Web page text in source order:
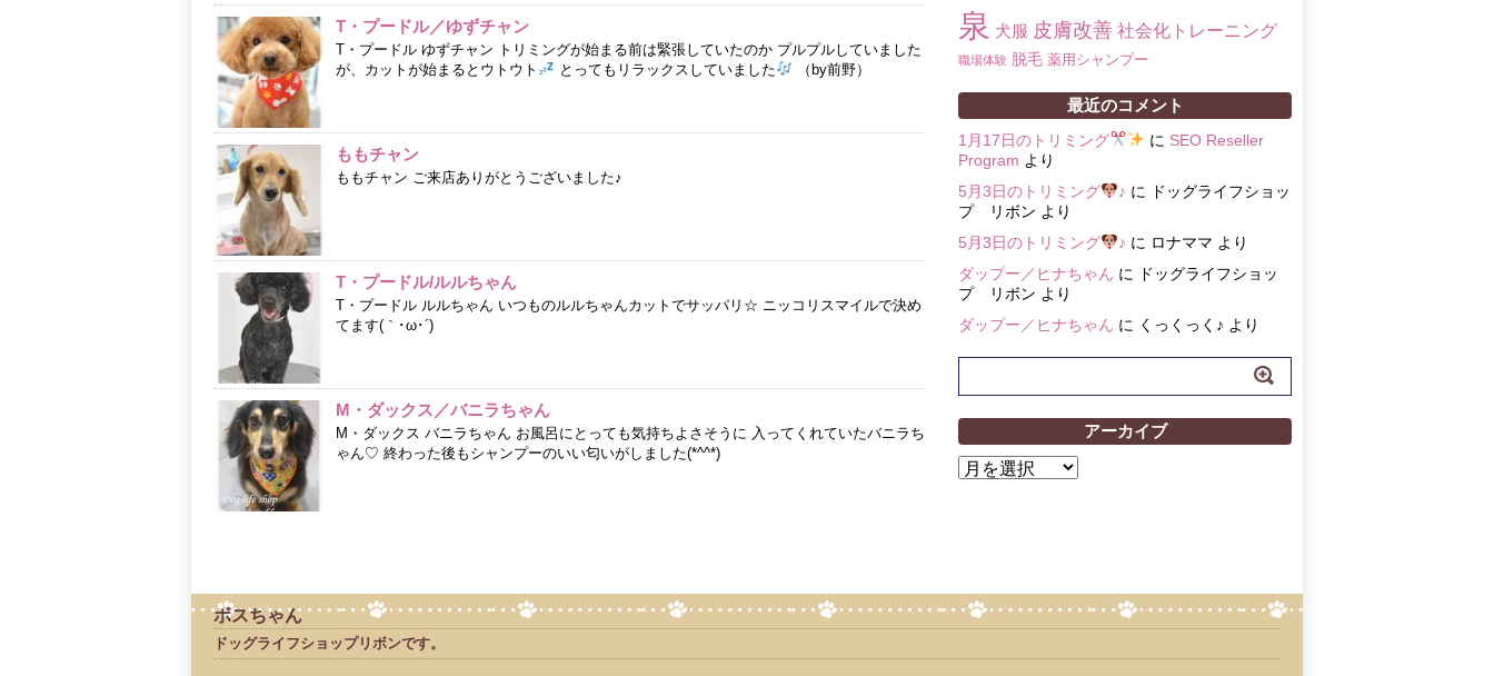
T・プードル／ゆずチャン
T・プードル ゆずチャン トリミングが始まる前は緊張していたのか プルプルしていました
が、カットが始まるとウトウト
とってもリラックスしていました （by前野）
ももチャン
ももチャン ご来店ありがとうございました♪
T・プードル/ルルちゃん
T・プードル ルルちゃん いつものルルちゃんカットでサッパリ☆ ニッコリスマイルで決め
てます(｀･ω･´)
M・ダックス／バニラちゃん
M・ダックス バニラちゃん お風呂にとっても気持ちよさそうに 入ってくれていたバニラち
ゃん♡ 終わった後もシャンプーのいい匂いがしました(*^^*)
泉 犬服 皮膚改善 社会化トレーニング
職場体験 脱毛 薬用シャンプー
最近のコメント
1月17日のトリミング に SEO Reseller
Program より
5月3日のトリミング
♪ に
ドッグライフショッ
プ リボン より
5月3日のトリミング
♪ に ロナママ より
ダップー／ヒナちゃん に
ドッグライフショッ
プ リボン より
ダップー／ヒナちゃん に くっくっく♪ より
アーカイブ
ア
ボスちゃん
ドッグライフショップリボンです。